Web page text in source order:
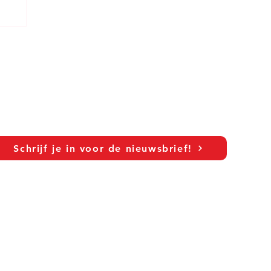
Schrijf je in voor de nieuwsbrief!